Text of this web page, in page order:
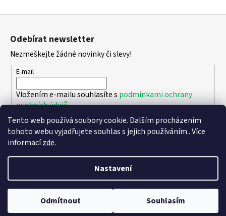
Tento web používá soubory cookie. Dalším procházením
tohoto webu vyjadřujete souhlas s jejich používáním.. Více
informacízde.
Nastavení
Odmítnout Souhlasím
Z
Odebírat newsletter
Nezmeškejte žádné novinky či slevy!
E-mail
Vložením e-mailu souhlasíte s podmínkami ochrany
osobních údajů
PŘIHLÁSIT SE
Copyright 2026DPK - botičky. Všechna práva vyhrazena.Upravit